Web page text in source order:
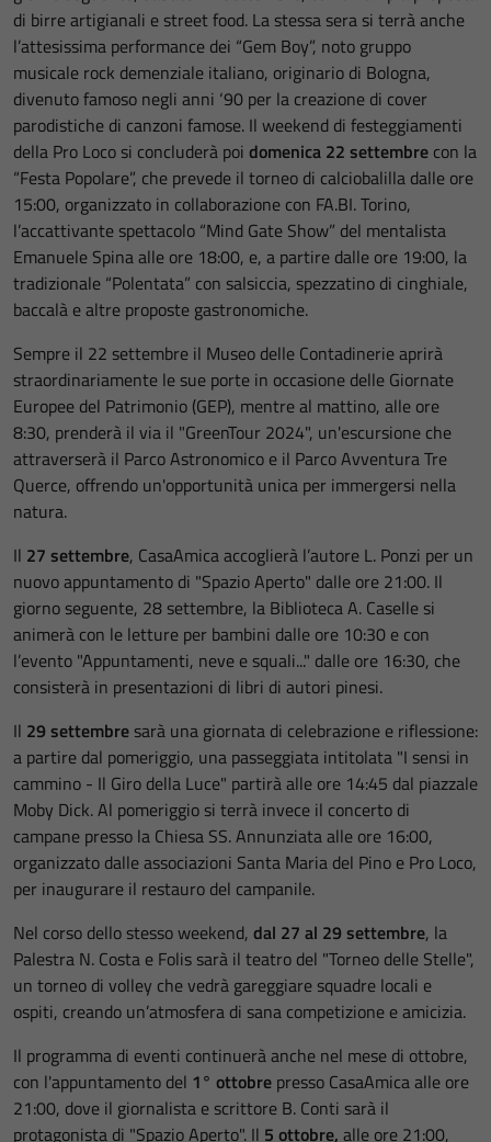
di birre artigianali e street food. La stessa sera si terrà anche
l’attesissima performance dei “Gem Boy”, noto gruppo
musicale rock demenziale italiano, originario di Bologna,
divenuto famoso negli anni ‘90 per la creazione di cover
parodistiche di canzoni famose. Il weekend di festeggiamenti
della Pro Loco si concluderà poi domenica 22 settembre con la
“Festa Popolare”, che prevede il torneo di calciobalilla dalle ore
15:00, organizzato in collaborazione con FA.BI. Torino,
l’accattivante spettacolo “Mind Gate Show” del mentalista
Emanuele Spina alle ore 18:00, e, a partire dalle ore 19:00, la
tradizionale “Polentata” con salsiccia, spezzatino di cinghiale,
baccalà e altre proposte gastronomiche.
Sempre il 22 settembre il Museo delle Contadinerie aprirà
straordinariamente le sue porte in occasione delle Giornate
Europee del Patrimonio (GEP), mentre al mattino, alle ore
8:30, prenderà il via il "GreenTour 2024", un'escursione che
attraverserà il Parco Astronomico e il Parco Avventura Tre
Querce, offrendo un'opportunità unica per immergersi nella
natura.
Il 27 settembre, CasaAmica accoglierà l’autore L. Ponzi per un
nuovo appuntamento di "Spazio Aperto" dalle ore 21:00. Il
giorno seguente, 28 settembre, la Biblioteca A. Caselle si
animerà con le letture per bambini dalle ore 10:30 e con
l’evento "Appuntamenti, neve e squali..." dalle ore 16:30, che
consisterà in presentazioni di libri di autori pinesi.
Il 29 settembre sarà una giornata di celebrazione e riflessione:
a partire dal pomeriggio, una passeggiata intitolata "I sensi in
cammino - Il Giro della Luce" partirà alle ore 14:45 dal piazzale
Moby Dick. Al pomeriggio si terrà invece il concerto di
campane presso la Chiesa SS. Annunziata alle ore 16:00,
organizzato dalle associazioni Santa Maria del Pino e Pro Loco,
per inaugurare il restauro del campanile.
Nel corso dello stesso weekend, dal 27 al 29 settembre, la
Palestra N. Costa e Folis sarà il teatro del "Torneo delle Stelle",
un torneo di volley che vedrà gareggiare squadre locali e
ospiti, creando un’atmosfera di sana competizione e amicizia.
Il programma di eventi continuerà anche nel mese di ottobre,
con l'appuntamento del 1° ottobre presso CasaAmica alle ore
21:00, dove il giornalista e scrittore B. Conti sarà il
protagonista di "Spazio Aperto". Il 5 ottobre, alle ore 21:00,